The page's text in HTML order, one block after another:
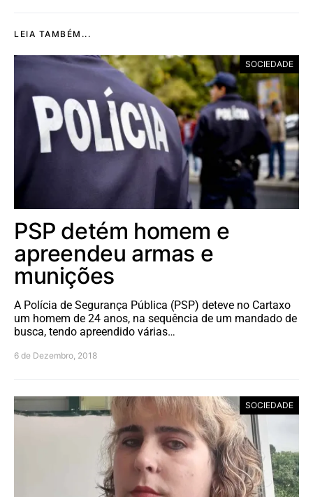
LEIA TAMBÉM...
SOCIEDADE
PSP detém homem e
apreendeu armas e
munições
A Polícia de Segurança Pública (PSP) deteve no Cartaxo
um homem de 24 anos, na sequência de um mandado de
busca, tendo apreendido várias…
6 de Dezembro, 2018
SOCIEDADE